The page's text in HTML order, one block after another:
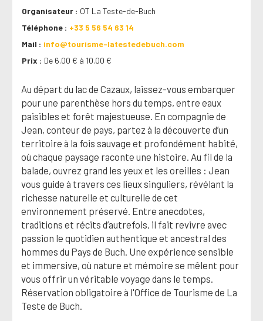
Organisateur
OT La Teste-de-Buch
Téléphone
+33 5 56 54 63 14
Mail
info@tourisme-latestedebuch.com
Prix
De 6.00 € à 10.00 €
Au départ du lac de Cazaux, laissez-vous embarquer
pour une parenthèse hors du temps, entre eaux
paisibles et forêt majestueuse. En compagnie de
Jean, conteur de pays, partez à la découverte d’un
territoire à la fois sauvage et profondément habité,
où chaque paysage raconte une histoire. Au fil de la
balade, ouvrez grand les yeux et les oreilles : Jean
vous guide à travers ces lieux singuliers, révélant la
richesse naturelle et culturelle de cet
environnement préservé. Entre anecdotes,
traditions et récits d’autrefois, il fait revivre avec
passion le quotidien authentique et ancestral des
hommes du Pays de Buch. Une expérience sensible
et immersive, où nature et mémoire se mêlent pour
vous offrir un véritable voyage dans le temps.
Réservation obligatoire à l'Office de Tourisme de La
Teste de Buch.